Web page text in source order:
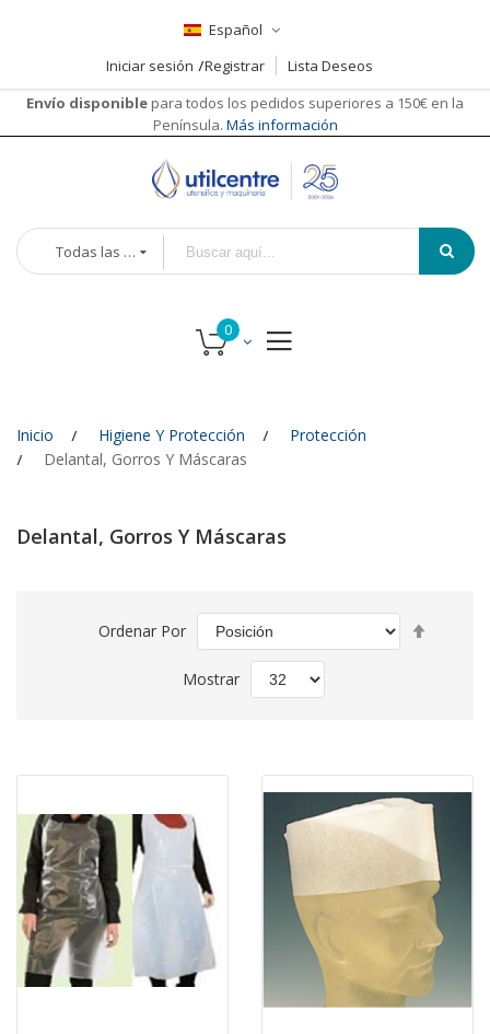
Español
Iniciar sesión
Registrar
Lista Deseos
Envío disponible para todos los pedidos superiores a 150€ en la
Península. Más información
Todas las categorías
Inicio Higiene Y Protección
Protección
Delantal, Gorros Y Máscaras
Delantal, Gorros Y Máscaras
Ordenar Por
Mostrar